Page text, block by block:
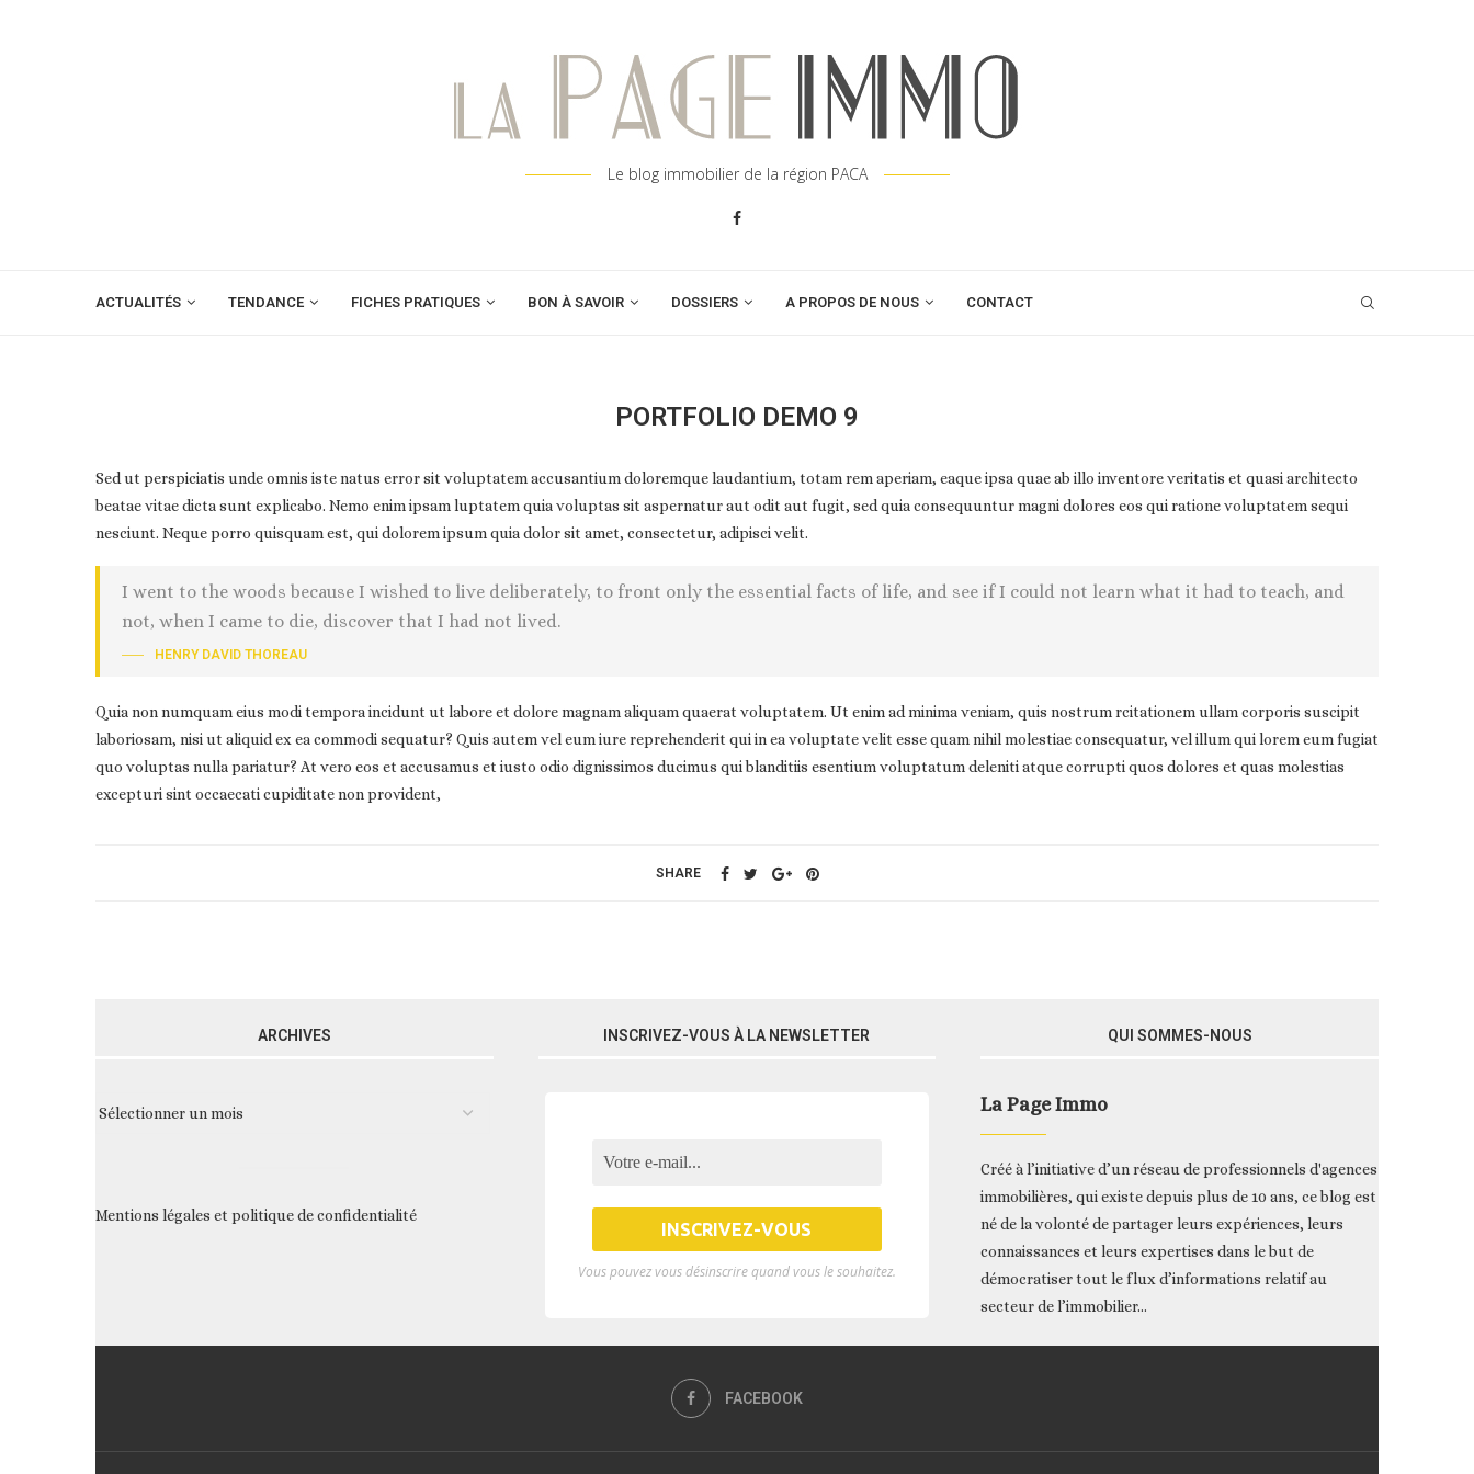
Le blog immobilier de la région PACA
ACTUALITÉS TENDANCE FICHES PRATIQUES BON À SAVOIR DOSSIERS A PROPOS DE NOUS CONTACT
PORTFOLIO DEMO 9
Sed ut perspiciatis unde omnis iste natus error sit voluptatem accusantium doloremque laudantium, totam rem aperiam, eaque ipsa quae ab illo inventore veritatis et quasi architecto
beatae vitae dicta sunt explicabo. Nemo enim ipsam luptatem quia voluptas sit aspernatur aut odit aut fugit, sed quia consequuntur magni dolores eos qui ratione voluptatem sequi
nesciunt. Neque porro quisquam est, qui dolorem ipsum quia dolor sit amet, consectetur, adipisci velit.
I went to the woods because I wished to live deliberately, to front only the essential facts of life, and see if I could not learn what it had to teach, and
not, when I came to die, discover that I had not lived.
HENRY DAVID THOREAU
Quia non numquam eius modi tempora incidunt ut labore et dolore magnam aliquam quaerat voluptatem. Ut enim ad minima veniam, quis nostrum rcitationem ullam corporis suscipit
laboriosam, nisi ut aliquid ex ea commodi sequatur? Quis autem vel eum iure reprehenderit qui in ea voluptate velit esse quam nihil molestiae consequatur, vel illum qui lorem eum fugiat
quo voluptas nulla pariatur? At vero eos et accusamus et iusto odio dignissimos ducimus qui blanditiis esentium voluptatum deleniti atque corrupti quos dolores et quas molestias
excepturi sint occaecati cupiditate non provident,
SHARE
ARCHIVES
Mentions légales et politique de confidentialité
INSCRIVEZ-VOUS À LA NEWSLETTER
Vous pouvez vous désinscrire quand vous le souhaitez.
QUI SOMMES-NOUS
La Page Immo
Créé à l’initiative d’un réseau de professionnels d'agences
immobilières, qui existe depuis plus de 10 ans, ce blog est
né de la volonté de partager leurs expériences, leurs
connaissances et leurs expertises dans le but de
démocratiser tout le flux d’informations relatif au
secteur de l’immobilier...
FACEBOOK